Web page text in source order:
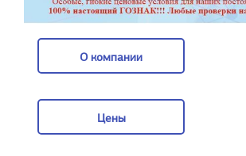
О компании
Цены